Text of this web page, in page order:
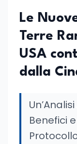
Le
Terre
USA
dalla
Benefici